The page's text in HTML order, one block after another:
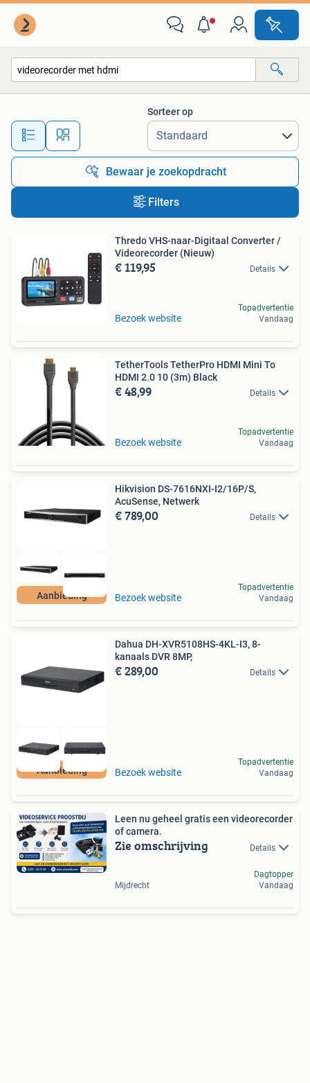
Alle afstanden…
Sorteer op
Bewaar je zoekopdracht
Filters
Thredo VHS-naar-Digitaal Converter /
Videorecorder (Nieuw)
€ 119,95 Details
Bezoek website
Topadvertentie
Vandaag
TetherTools TetherPro HDMI Mini To
HDMI 2.0 10 (3m) Black
€ 48,99 Details
Bezoek website
Topadvertentie
Vandaag
Aanbieding
Hikvision DS-7616NXI-I2/16P/S,
AcuSense, Netwerk
€ 789,00 Details
Bezoek website
Topadvertentie
Vandaag
Aanbieding
Dahua DH-XVR5108HS-4KL-I3, 8-
kanaals DVR 8MP,
€ 289,00 Details
Bezoek website
Topadvertentie
Vandaag
Leen nu geheel gratis een videorecorder
of camera.
Zie omschrijving Details
Mijdrecht
Dagtopper
Vandaag